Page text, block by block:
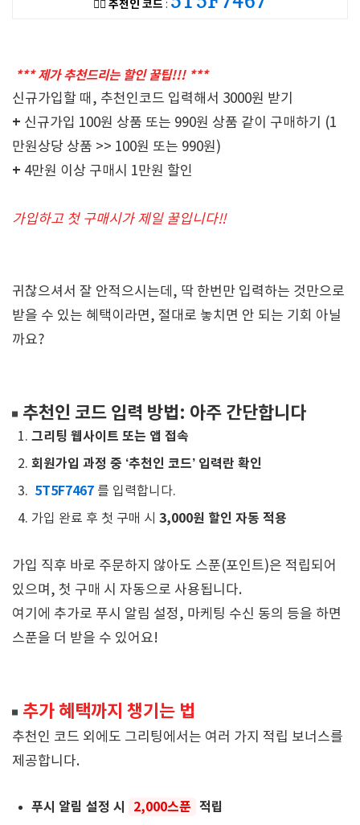
👉🏻 추천인 코드 :
*** 제가 추천드리는 할인 꿀팁!!! ***
신규가입할 때, 추천인코드 입력해서 3000원 받기
+ 신규가입 100원 상품 또는 990원 상품 같이 구매하기 (1
만원상당 상품 >> 100원 또는 990원)
+ 4만원 이상 구매시 1만원 할인
가입하고 첫 구매시가 제일 꿀입니다!!
귀찮으셔서 잘 안적으시는데, 딱 한번만 입력하는 것만으로
받을 수 있는 혜택이라면, 절대로 놓치면 안 되는 기회 아닐
까요?
추천인 코드 입력 방법: 아주 간단합니다
그리팅 웹사이트 또는 앱 접속
회원가입 과정 중 ‘추천인 코드’ 입력란 확인
5T5F7467 를 입력합니다.
가입 완료 후 첫 구매 시 3,000원 할인 자동 적용
가입 직후 바로 주문하지 않아도 스푼(포인트)은 적립되어
있으며, 첫 구매 시 자동으로 사용됩니다.
여기에 추가로 푸시 알림 설정, 마케팅 수신 동의 등을 하면
스푼을 더 받을 수 있어요!
추가 혜택까지 챙기는 법
추천인 코드 외에도 그리팅에서는 여러 가지 적립 보너스를
제공합니다.
푸시 알림 설정 시 2,000스푼 적립